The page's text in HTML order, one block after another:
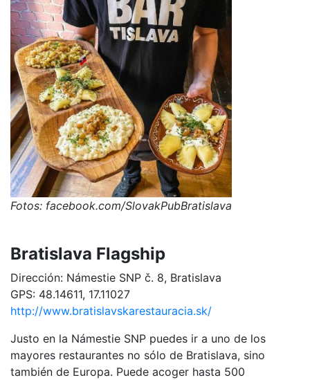
Fotos: facebook.com/SlovakPubBratislava
Bratislava Flagship
Dirección: Námestie SNP č. 8, Bratislava
GPS: 48.14611, 17.11027
http://www.bratislavskarestauracia.sk/
Justo en la Námestie SNP puedes ir a uno de los
mayores restaurantes no sólo de Bratislava, sino
también de Europa. Puede acoger hasta 500